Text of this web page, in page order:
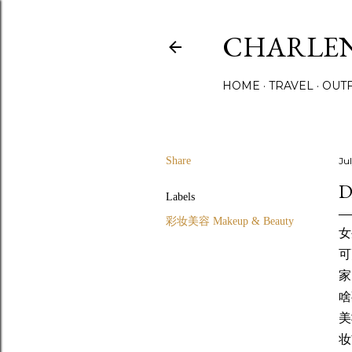
HOME TRAVEL
Share
Labels
彩妆美容 Makeup & Beauty